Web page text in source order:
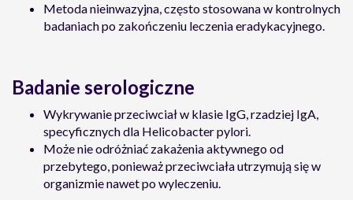
Metoda nieinwazyjna, często stosowana w kontrolnych
badaniach po zakończeniu leczenia eradykacyjnego.
Badanie serologiczne
Wykrywanie przeciwciał w klasie IgG, rzadziej IgA,
specyficznych dla Helicobacter pylori.
Może nie odróżniać zakażenia aktywnego od
przebytego, ponieważ przeciwciała utrzymują się w
organizmie nawet po wyleczeniu.